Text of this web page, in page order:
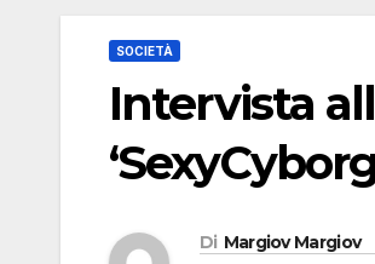
SOCIETÀ
Intervista
Di Margiov Margiov